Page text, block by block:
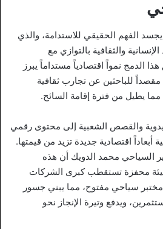
يجسد الفهم الحقيقي للاستدامة، والذي
والثقافية بالتوازي مع
الدمج نمواً اقتصادياً مستداماً يبرز
مقصداً للباحثين عن تجارب ثقافية
مما يطيل من فترة إقامة السائح.
والقصص الشعبية إلى محتوى رقمي
أبعاداً اقتصادية جديدة تزيد من قيمتها.
السياحي محمد الدويك أن هذه
محفزة تستقطب كبرى الشركات
مختبر سياحي مفتوح، مما يبني جسور
ويدفع وتيرة الإنجاز نحو